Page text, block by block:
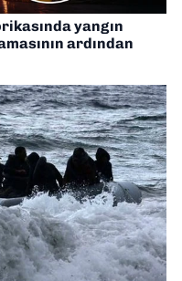
yangın
ardından